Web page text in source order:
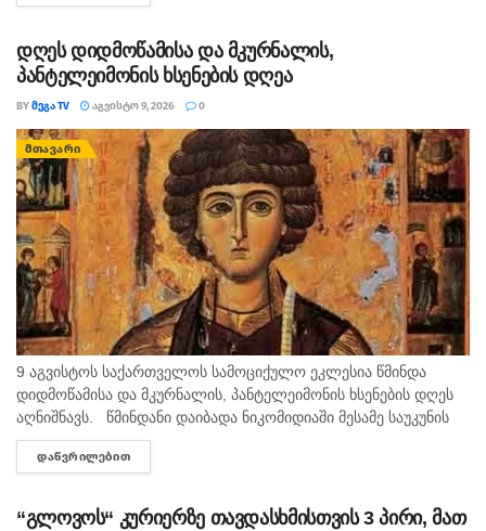
რომ...
დღეს დიდმოწამისა და მკურნალის,
პანტელეიმონის ხსენების დღეა
BYᲛᲔᲒᲐ TV ᲐᲒᲕᲘᲡᲢᲝ 9, 2026 0
ᲛᲗᲐᲕᲐᲠᲘ
9 აგვისტოს საქართველოს სამოციქულო ეკლესია წმინდა
დიდმოწამისა და მკურნალის, პანტელეიმონის ხსენების დღეს
აღნიშნავს. წმინდანი დაიბადა ნიკომიდიაში მესამე საუკუნის
მეორე ნახევარში. არ არსებობს ტაძარი, რომელშიც არ იყოს
დაბრძანებული ნიკომიდიელი მკურნალის,...
ᲓᲐᲬᲕᲠᲘᲚᲔᲑᲘᲗ
“გლოვოს“ კურიერზე თავდასხმისთვის 3 პირი, მათ